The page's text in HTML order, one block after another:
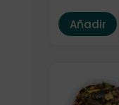
Añadir